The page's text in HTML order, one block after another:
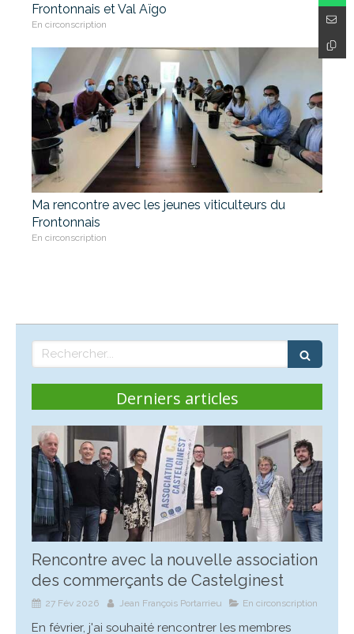
Frontonnais et Val Aïgo
En circonscription
Ma rencontre avec les jeunes viticulteurs du
Frontonnais
En circonscription
Rechercher
Derniers articles
Rencontre avec la nouvelle association
des commerçants de Castelginest
27 Fév 2026 Jean François Portarrieu En circonscription
En février, j'ai souhaité rencontrer les membres